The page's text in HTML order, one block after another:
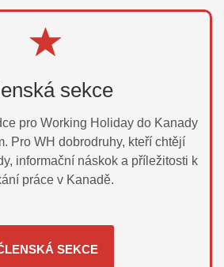
sekce
pro Working Holiday do Kanady
Pro WH dobrodruhy, kteří chtějí
informační náskok a příležitosti k
práce v Kanadě.
SEKCE